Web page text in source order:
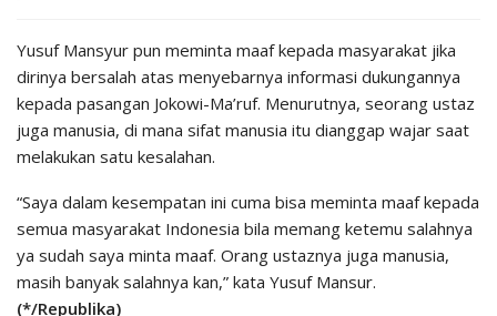
Yusuf Mansyur pun meminta maaf kepada masyarakat jika
dirinya bersalah atas menyebarnya informasi dukungannya
kepada pasangan Jokowi-Ma’ruf. Menurutnya, seorang ustaz
juga manusia, di mana sifat manusia itu dianggap wajar saat
melakukan satu kesalahan.
“Saya dalam kesempatan ini cuma bisa meminta maaf kepada
semua masyarakat Indonesia bila memang ketemu salahnya
ya sudah saya minta maaf. Orang ustaznya juga manusia,
masih banyak salahnya kan,” kata Yusuf Mansur.
(*/Republika)